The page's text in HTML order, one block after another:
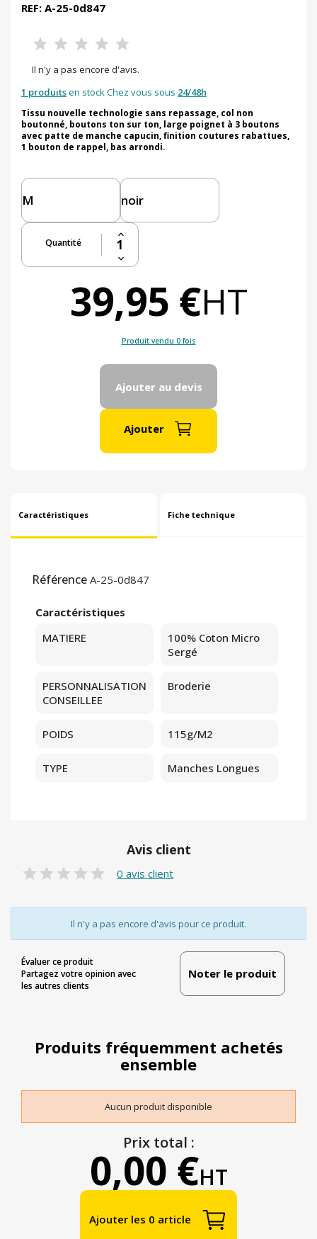
REF: A-25-0d847
Il n'y a pas encore d'avis.
1 produitsen stock Chez vous sous 24/48h
Tissu nouvelle technologie sans repassage, col non
boutonné, boutons ton sur ton, large poignet à 3 boutons
avec patte de manche capucin, finition coutures rabattues,
1 bouton de rappel, bas arrondi.
Quantité
39,95 €HT
Produit vendu 0 fois
Ajouter au devis
Ajouter
Caractéristiques Fiche technique
Référence A-25-0d847
Caractéristiques
MATIERE
100% Coton Micro
Sergé
PERSONNALISATION
CONSEILLEE
Broderie
POIDS 115g/m2
TYPE Manches Longues
Avis client
0 avis client
Il n'y a pas encore d'avis pour ce produit.
Évaluer ce produit
Partagez votre opinion avec
les autres clients
Noter le produit
Produits fréquemment achetés
ensemble
Aucun produit disponible
Prix total :
0,00 €HT
Ajouter les 0 article